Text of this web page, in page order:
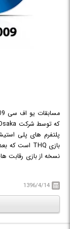
نسخه از بازی رقابت
را مطابق با آن چه
گرفته تا داوران و
علاقه بازیکن های
1396/4/14